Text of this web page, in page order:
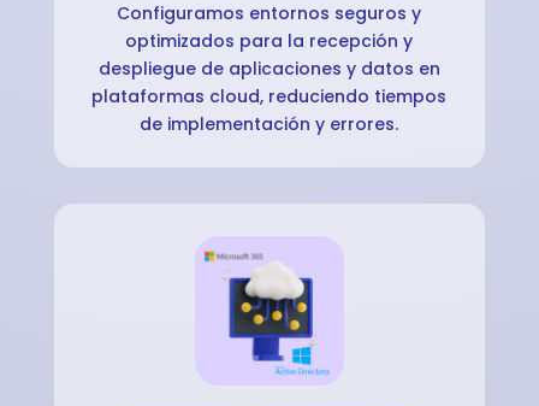
Configuramos entornos seguros y
optimizados para la recepción y
despliegue de aplicaciones y datos en
plataformas cloud, reduciendo tiempos
de implementación y errores.